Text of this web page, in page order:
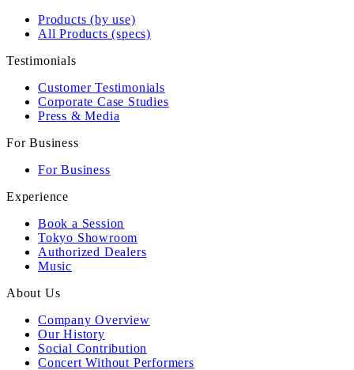
Products (by use)
All Products (specs)
Testimonials
Customer Testimonials
Corporate Case Studies
Press & Media
For Business
For Business
Experience
Book a Session
Tokyo Showroom
Authorized Dealers
Music
About Us
Company Overview
Our History
Social Contribution
Concert Without Performers